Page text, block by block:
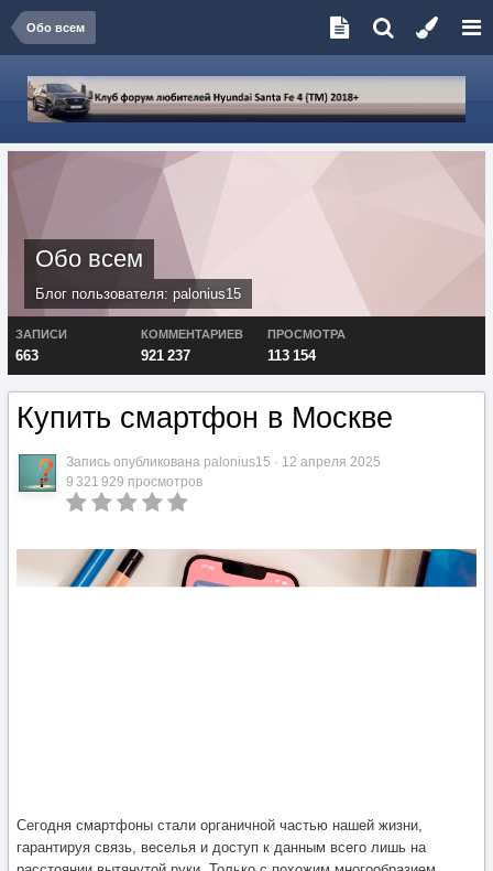
Обо всем
Обо всем
Блог пользователя: palonius15
ЗАПИСИ
663
КОММЕНТАРИЕВ
921 237
ПРОСМОТРА
113 154
Купить смартфон в Москве
Запись опубликована palonius15 · 12 апреля 2025
9 321 929 просмотров
Сегодня смартфоны стали органичной частью нашей жизни,
выбирать оптимальное предложение в любое удобное время.
2. Объемистый ассортиментный набор. Techno-Line предоставляет